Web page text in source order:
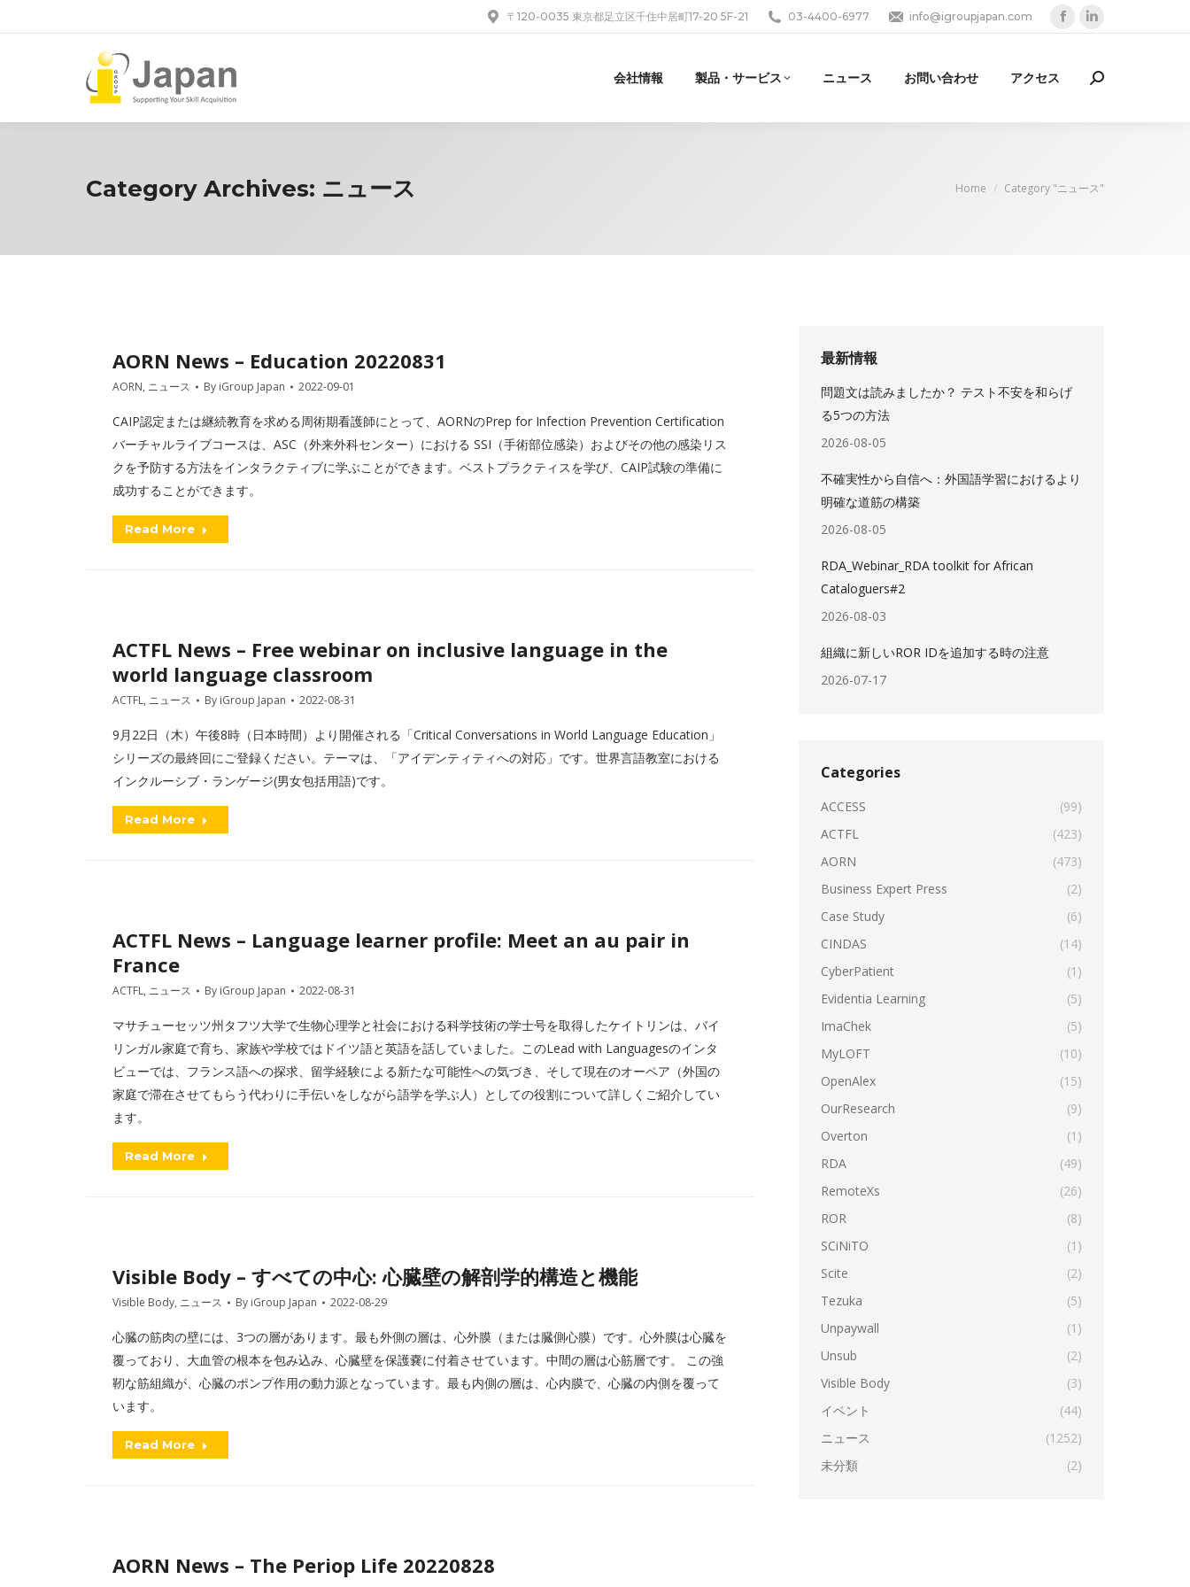
〒120-0035 東京都足立区千住中居町17-20 5F-21 03-4400-6977 info@igroupjapan.com
opensopens
会社情報 製品・サービス ニュース お問い合わせ アクセス Search:
Category Archives: ニュース You are here:
Home Category "ニュース"
AORN News – Education 20220831
AORN, ニュース By iGroup Japan 2022-09-01
CAIP認定または継続教育を求める周術期看護師にとって、AORNのPrep for Infection Prevention Certification
バーチャルライブコースは、ASC（外来外科センター）における SSI（手術部位感染）およびその他の感染リス
クを予防する方法をインタラクティブに学ぶことができます。ベストプラクティスを学び、CAIP試験の準備に
成功することができます。
Read More
ACTFL News – Free webinar on inclusive language in the
world language classroom
ACTFL, ニュース By iGroup Japan 2022-08-31
9月22日（木）午後8時（日本時間）より開催される「Critical Conversations in World Language Education」
シリーズの最終回にご登録ください。テーマは、「アイデンティティへの対応」です。世界言語教室における
インクルーシブ・ランゲージ(男女包括用語)です。
Read More
ACTFL News – Language learner profile: Meet an au pair in
France
ACTFL, ニュース By iGroup Japan 2022-08-31
マサチューセッツ州タフツ大学で生物心理学と社会における科学技術の学士号を取得したケイトリンは、バイ
リンガル家庭で育ち、家族や学校ではドイツ語と英語を話していました。このLead with Languagesのインタ
ビューでは、フランス語への探求、留学経験による新たな可能性への気づき、そして現在のオーペア（外国の
家庭で滞在させてもらう代わりに手伝いをしながら語学を学ぶ人）としての役割について詳しくご紹介してい
ます。
Read More
Visible Body – すべての中心: 心臓壁の解剖学的構造と機能
Visible Body, ニュース By iGroup Japan 2022-08-29
心臓の筋肉の壁には、3つの層があります。最も外側の層は、心外膜（または臓側心膜）です。心外膜は心臓を
覆っており、大血管の根本を包み込み、心臓壁を保護嚢に付着させています。中間の層は心筋層です。 この強
靭な筋組織が、心臓のポンプ作用の動力源となっています。最も内側の層は、心内膜で、心臓の内側を覆って
います。
Read More
AORN News – The Periop Life 20220828
最新情報
問題文は読みましたか？ テスト不安を和らげ
る5つの方法
2026-08-05
不確実性から自信へ：外国語学習におけるより
明確な道筋の構築
2026-08-05
RDA_Webinar_RDA toolkit for African
Cataloguers#2
2026-08-03
組織に新しいROR IDを追加する時の注意
2026-07-17
Categories
ACCESS
(99)
ACTFL
(423)
AORN
(473)
Business Expert Press
(2)
Case Study
(6)
CINDAS
(14)
CyberPatient
(1)
Evidentia Learning
(5)
ImaChek
(5)
MyLOFT
(10)
OpenAlex
(15)
OurResearch
(9)
Overton
(1)
RDA
(49)
RemoteXs
(26)
ROR
(8)
SCiNiTO
(1)
Scite
(2)
Tezuka
(5)
Unpaywall
(1)
Unsub
(2)
Visible Body
(3)
イベント
(44)
ニュース
(1252)
未分類
(2)